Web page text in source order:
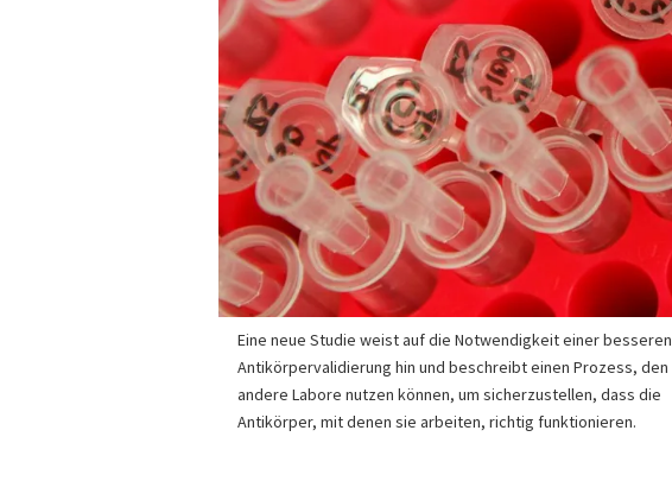
Eine neue Studie weist auf die Notwendigkeit einer besseren
Antikörpervalidierung hin und beschreibt einen Prozess, den
andere Labore nutzen können, um sicherzustellen, dass die
Antikörper, mit denen sie arbeiten, richtig funktionieren.